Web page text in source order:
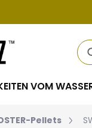
VOM
Pellets